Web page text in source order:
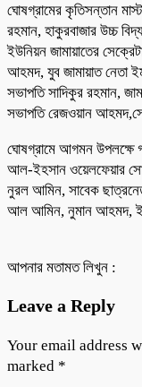
ঘোষগ্রামের কৃতিসন্তান
রহমান, হাকুরবাজার উচ্চ
ইউনিয়ন জামায়াতের
আহমদ, যুব জামায়াত নেতা
সভাপতি সাদিকুর রহমান,
সভাপতি রেজওয়ান
ঘোষগ্রামে আগমন উপলক্ষে
আল-ইহসান ওয়েলফেয়ার
নুরল আমিন, সাবেক
আল আমিন, নুমান আহমদ,
আপনার মতামত লিখুন :
Leave a Reply
Your email address
marked *